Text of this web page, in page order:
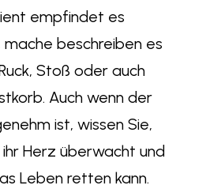
empfindet es
mache beschreiben es
Stoß oder auch
Auch wenn der
ist, wissen Sie,
Herz überwacht und
Leben retten kann.